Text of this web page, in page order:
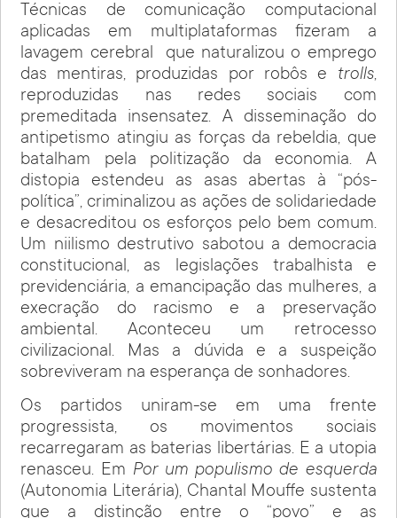
Técnicas de comunicação computacional
aplicadas em multiplataformas fizeram a
lavagem cerebral que naturalizou o emprego
das mentiras, produzidas por robôs e
trolls,
reproduzidas nas redes sociais com
premeditada insensatez. A disseminação do
antipetismo atingiu as forças da rebeldia, que
batalham pela politização da economia. A
distopia estendeu as asas abertas à “pós-
política”, criminalizou as ações de solidariedade
e desacreditou os esforços pelo bem comum.
Um niilismo destrutivo sabotou a democracia
constitucional, as legislações trabalhista e
previdenciária, a emancipação das mulheres, a
execração do racismo e a preservação
ambiental. Aconteceu um retrocesso
civilizacional. Mas a dúvida e a suspeição
sobreviveram na esperança de sonhadores.
Os partidos uniram-se em uma frente
progressista, os movimentos sociais
recarregaram as baterias libertárias. E a utopia
renasceu. Em Por um populismo de esquerda
(Autonomia Literária), Chantal Mouffe sustenta
que a distinção entre o “povo” e as